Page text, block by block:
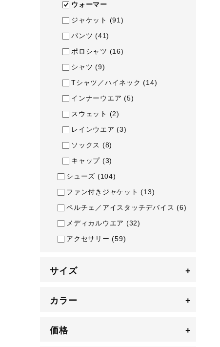
インナー
寝具／ミズノスリープ
アウトドア／レイン
サポーター
健康／エクササイズ
セール
その他
ウォーマー
ジャケット (91)
パンツ (41)
ポロシャツ (16)
シャツ (9)
Tシャツ／ハイネック (14)
インナーウエア (5)
スウェット (2)
レインウエア (3)
ソックス (8)
キャップ (3)
シューズ (104)
ファン付きジャケット (13)
ペルチェ／アイスタッチデバイス (6)
メディカルウエア (32)
アクセサリー (59)
サイズ +
カラー +
価格 +